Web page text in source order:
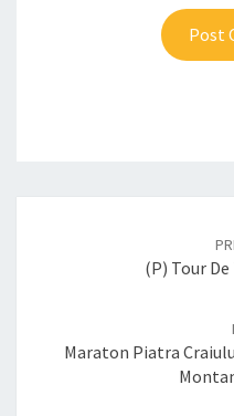
(P) Tour De
Maraton Piatra